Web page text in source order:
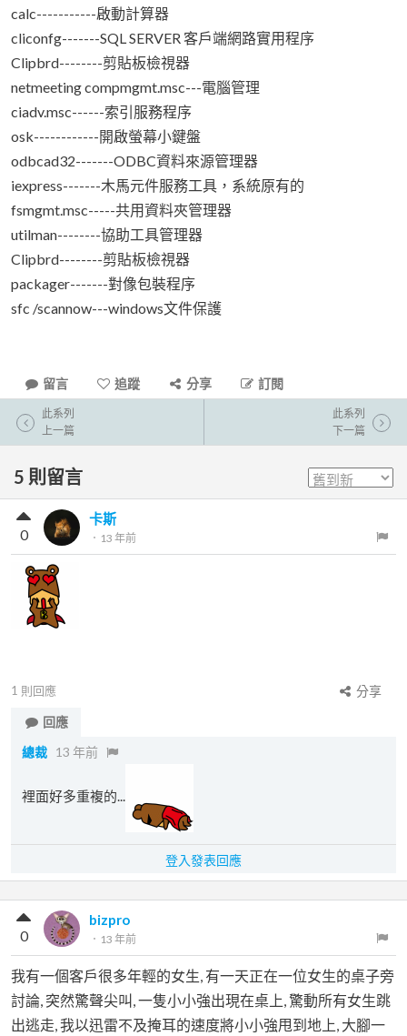
calc-----------啟動計算器
cliconfg-------SQL SERVER 客戶端網路實用程序
Clipbrd--------剪貼板檢視器
netmeeting compmgmt.msc---電腦管理
ciadv.msc------索引服務程序
osk------------開啟螢幕小鍵盤
odbcad32-------ODBC資料來源管理器
iexpress-------木馬元件服務工具，系統原有的
fsmgmt.msc-----共用資料夾管理器
utilman--------協助工具管理器
Clipbrd--------剪貼板檢視器
packager-------對像包裝程序
sfc /scannow---windows文件保護
留言 追蹤 分享 訂閱
此系列
上一篇
此系列
下一篇
5 則留言
卡斯
． 13 年前
0
1 則回應
分享
回應
總裁 13 年前
裡面好多重複的...
登入發表回應
bizpro
． 13 年前
0
我有一個客戶很多年輕的女生, 有一天正在一位女生的桌子旁
討論, 突然驚聲尖叫, 一隻小小強出現在桌上, 驚動所有女生跳
出逃走, 我以迅雷不及掩耳的速度將小小強甩到地上, 大腳一